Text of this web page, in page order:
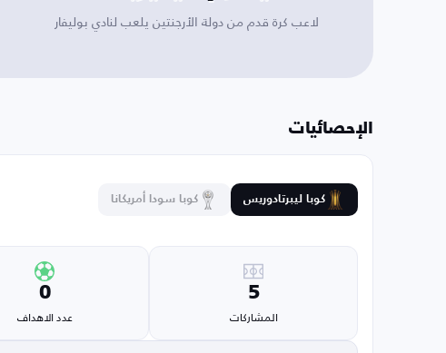
لاعب كرة قدم من دولة الأرجنتين يلعب لنادي بوليفار
الإحصائيات
كوبا ليبرتادوريس كوبا سودا أمريكانا
5
المشاركات
0
عدد الاهداف